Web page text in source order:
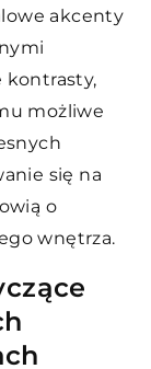
akcenty
kontrasty,
możliwe
się na
o
wnętrza.